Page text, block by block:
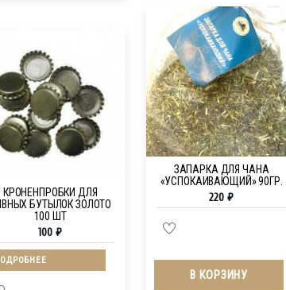
ЗАПАРКА ДЛЯ ЧАНА
«УСПОКАИВАЮЩИЙ» 90ГР.
220₽
В КОРЗИНУ
КРОНЕНПРОБКИ ДЛЯ
БУТЫЛОК ЗОЛОТО
100 ШТ
100₽